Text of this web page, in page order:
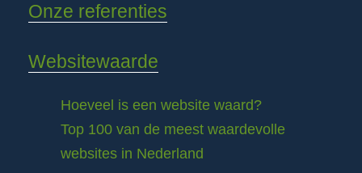
Onze referenties
Websitewaarde
Hoeveel is een website waard?
Top 100 van de meest waardevolle
websites in Nederland